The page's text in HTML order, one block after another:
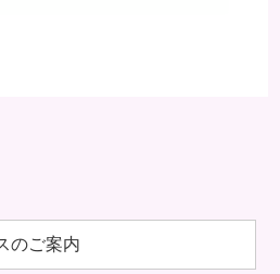
のご案内